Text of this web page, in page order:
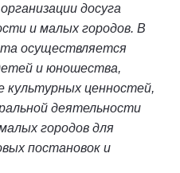
досуга
и малых городов. В
осуществляется
и юношества,
культурных ценностей,
деятельности
городов для
постановок и